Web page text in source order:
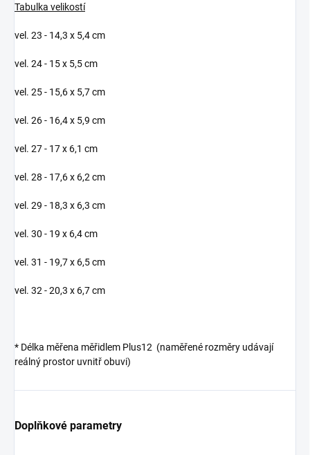
Tabulka velikostí
vel. 23 - 14,3 x 5,4 cm
vel. 24 - 15 x 5,5 cm
vel. 25 - 15,6 x 5,7 cm
vel. 26 - 16,4 x 5,9 cm
vel. 27 - 17 x 6,1 cm
vel. 28 - 17,6 x 6,2 cm
vel. 29 - 18,3 x 6,3 cm
vel. 30 - 19 x 6,4 cm
vel. 31 - 19,7 x 6,5 cm
vel. 32 - 20,3 x 6,7 cm
* Délka měřena měřidlem Plus12 (naměřené rozměry udávají
reálný prostor uvnitř obuvi)
Doplňkové parametry